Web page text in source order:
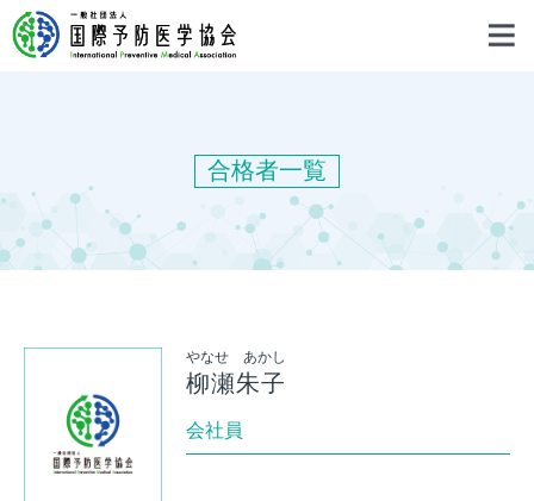
合格者一覧
やなせ あかし
柳瀬朱子
会社員